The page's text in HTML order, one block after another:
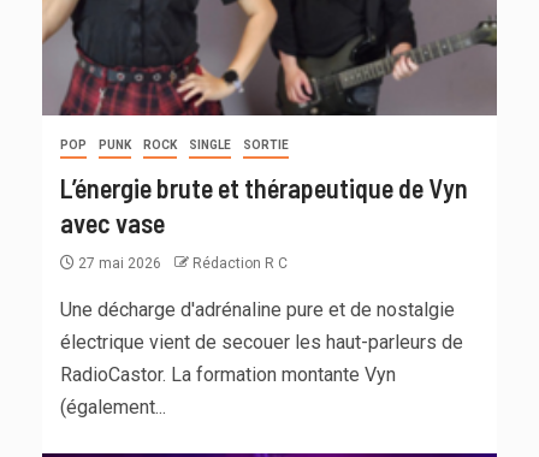
POP PUNK ROCK SINGLE SORTIE
L’énergie brute et thérapeutique de Vyn
avec vase
27 mai 2026 Rédaction R C
Une décharge d'adrénaline pure et de nostalgie
électrique vient de secouer les haut-parleurs de
RadioCastor. La formation montante Vyn
(également...